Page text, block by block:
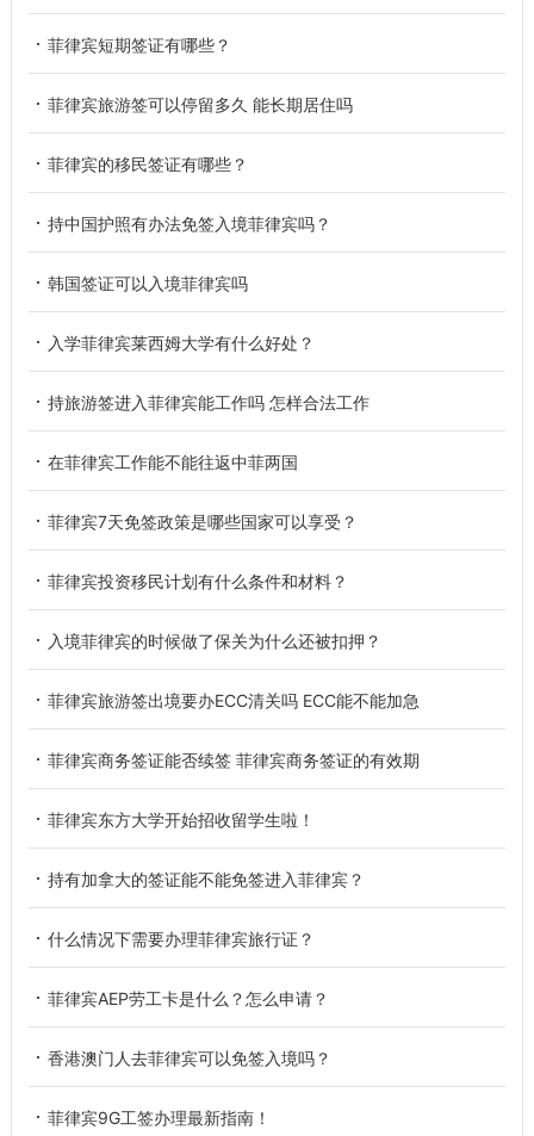
菲律宾短期签证有哪些？
菲律宾旅游签可以停留多久 能长期居住吗
菲律宾的移民签证有哪些？
持中国护照有办法免签入境菲律宾吗？
韩国签证可以入境菲律宾吗
入学菲律宾莱西姆大学有什么好处？
持旅游签进入菲律宾能工作吗 怎样合法工作
在菲律宾工作能不能往返中菲两国
菲律宾7天免签政策是哪些国家可以享受？
菲律宾投资移民计划有什么条件和材料？
入境菲律宾的时候做了保关为什么还被扣押？
菲律宾旅游签出境要办ECC清关吗 ECC能不能加急
菲律宾商务签证能否续签 菲律宾商务签证的有效期
菲律宾东方大学开始招收留学生啦！
持有加拿大的签证能不能免签进入菲律宾？
什么情况下需要办理菲律宾旅行证？
菲律宾AEP劳工卡是什么？怎么申请？
香港澳门人去菲律宾可以免签入境吗？
菲律宾9G工签办理最新指南！